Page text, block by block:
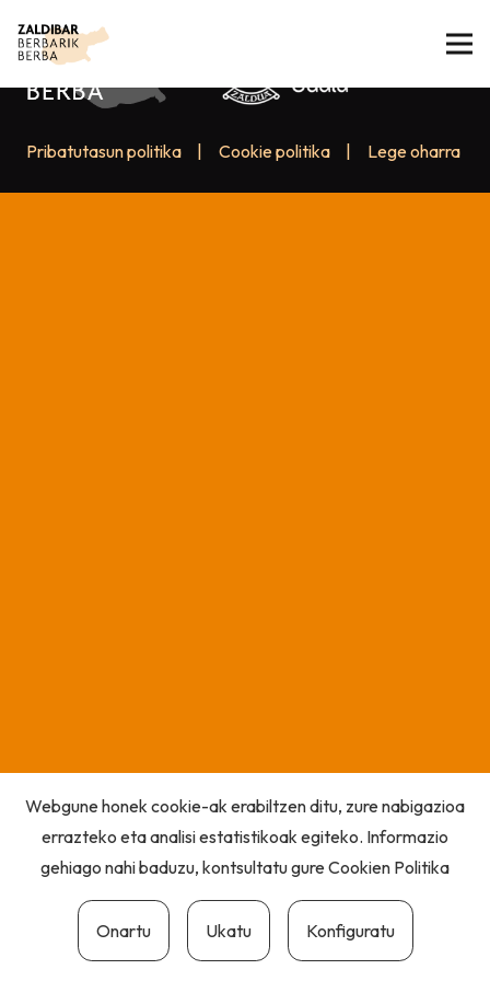
Pribatutasun politika Cookie politika Lege oharra
Webgune honek cookie-ak erabiltzen ditu, zure nabigazioa
errazteko eta analisi estatistikoak egiteko. Informazio
gehiago nahi baduzu, kontsultatu gureCookien Politika
Onartu Ukatu Konfiguratu